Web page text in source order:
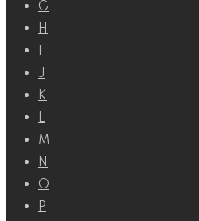
G
H
J
K
L
M
N
O
P